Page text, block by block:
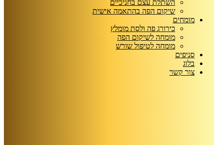
השתלת עצם בחניכיים
שיקום הפה בהתאמה אישית
מומחים
כירורג פה ולסת מומלץ
מומחה לשיקום הפה
מומחה לטיפול שורש
סניפים
בלוג
צור קשר